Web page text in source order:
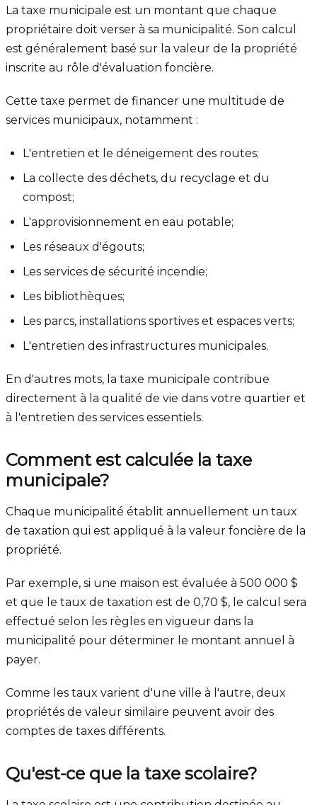
La taxe municipale est un montant que chaque
propriétaire doit verser à sa municipalité. Son calcul
est généralement basé sur la valeur de la propriété
inscrite au rôle d'évaluation foncière.
Cette taxe permet de financer une multitude de
services municipaux, notamment :
L'entretien et le déneigement des routes;
La collecte des déchets, du recyclage et du
compost;
L'approvisionnement en eau potable;
Les réseaux d'égouts;
Les services de sécurité incendie;
Les bibliothèques;
Les parcs, installations sportives et espaces verts;
L'entretien des infrastructures municipales.
En d'autres mots, la taxe municipale contribue
directement à la qualité de vie dans votre quartier et
à l'entretien des services essentiels.
Comment est calculée la taxe
municipale?
Chaque municipalité établit annuellement un taux
de taxation qui est appliqué à la valeur foncière de la
propriété.
Par exemple, si une maison est évaluée à 500 000 $
et que le taux de taxation est de 0,70 $, le calcul sera
effectué selon les règles en vigueur dans la
municipalité pour déterminer le montant annuel à
payer.
Comme les taux varient d'une ville à l'autre, deux
propriétés de valeur similaire peuvent avoir des
comptes de taxes différents.
Qu'est-ce que la taxe scolaire?